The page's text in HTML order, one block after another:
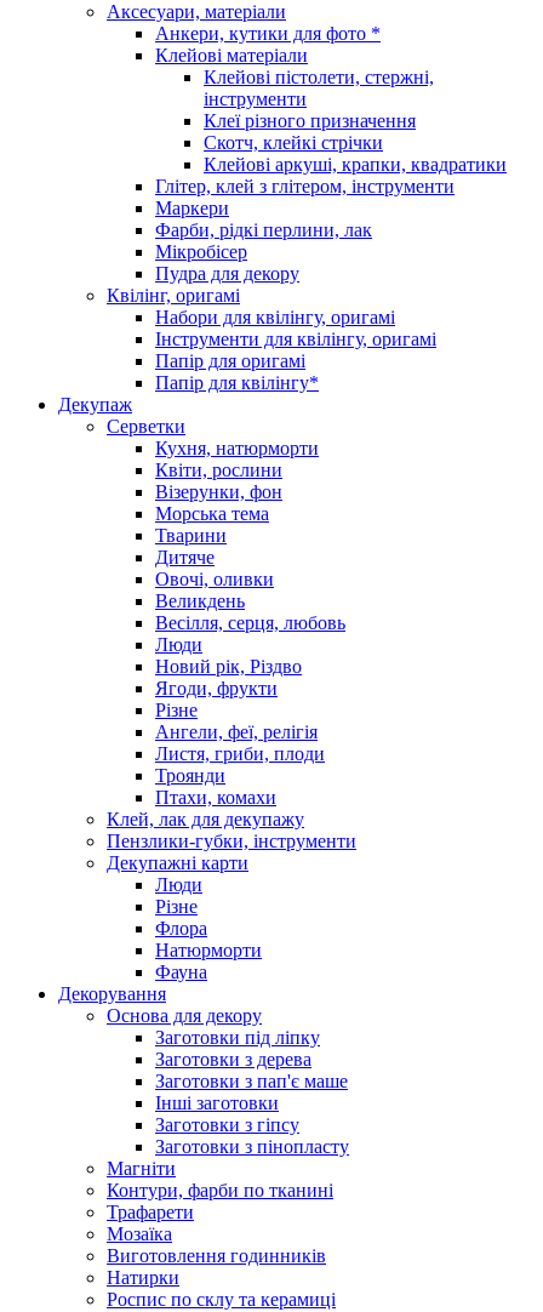
Аксесуари, матеріали
Анкери, кутики для фото *
Клейові матеріали
Клейові пістолети, стержні,
інструменти
Клеї різного призначення
Скотч, клейкі стрічки
Клейові аркуші, крапки, квадратики
Глітер, клей з глітером, інструменти
Маркери
Фарби, рідкі перлини, лак
Мікробісер
Пудра для декору
Квілінг, оригамі
Набори для квілінгу, оригамі
Інструменти для квілінгу, оригамі
Папір для оригамі
Папір для квілінгу*
Декупаж
Серветки
Кухня, натюрморти
Квіти, рослини
Візерунки, фон
Морська тема
Тварини
Дитяче
Овочі, оливки
Великдень
Весілля, серця, любовь
Люди
Новий рік, Різдво
Ягоди, фрукти
Різне
Ангели, феї, релігія
Листя, гриби, плоди
Троянди
Птахи, комахи
Клей, лак для декупажу
Пензлики-губки, інструменти
Декупажні карти
Люди
Різне
Флора
Натюрморти
Фауна
Декорування
Основа для декору
Заготовки під ліпку
Заготовки з дерева
Заготовки з пап'є маше
Інші заготовки
Заготовки з гіпсу
Заготовки з пінопласту
Магніти
Контури, фарби по тканині
Трафарети
Мозаїка
Виготовлення годинників
Натирки
Роспис по склу та керамиці